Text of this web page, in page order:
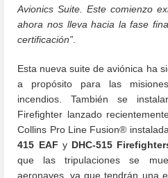
Avionics Suite. Este comienzo
ahora nos lleva hacia la fase
certificación”
Esta nueva suite de aviónica ha
a propósito para las
incendios. También se
Firefighter lanzado
Collins Pro Line Fusion®
415 EAF y DHC-515
que las tripulaciones se
aeronaves, ya que tendrán una